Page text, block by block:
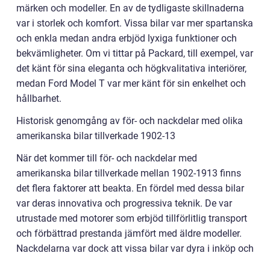
märken och modeller. En av de tydligaste skillnaderna
var i storlek och komfort. Vissa bilar var mer spartanska
och enkla medan andra erbjöd lyxiga funktioner och
bekvämligheter. Om vi tittar på Packard, till exempel, var
det känt för sina eleganta och högkvalitativa interiörer,
medan Ford Model T var mer känt för sin enkelhet och
hållbarhet.
Historisk genomgång av för- och nackdelar med olika
amerikanska bilar tillverkade 1902-13
När det kommer till för- och nackdelar med
amerikanska bilar tillverkade mellan 1902-1913 finns
det flera faktorer att beakta. En fördel med dessa bilar
var deras innovativa och progressiva teknik. De var
utrustade med motorer som erbjöd tillförlitlig transport
och förbättrad prestanda jämfört med äldre modeller.
Nackdelarna var dock att vissa bilar var dyra i inköp och